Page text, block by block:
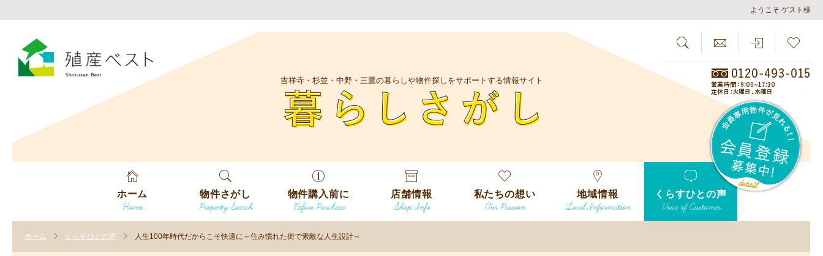
ようこそ ゲスト様
SEARCH
吉祥寺・杉並・中野・三鷹の暮らしや物件探しをサポートする情報サイト
ホーム
Home
物件さがし
Property Search
す
物件購入前に
Before Purchase
店舗情報
Shop Info
私たちの想い
Our Passion
地域情報
Local Information
くらすひとの声
Voice of Customer
ホーム くらすひとの声 人生100年時代だからこそ快適に～住み慣れた街で素敵な人生設計～